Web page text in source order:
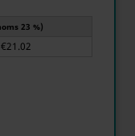
23 %)
€21.02